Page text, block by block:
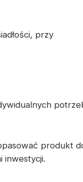
przy
produkt
inwestycji.